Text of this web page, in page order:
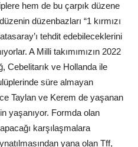
hem de bu çarpık düzene
düzenbazları “1 kırmızı
tehdit edebileceklerini
A Milli takımımızın 2022
Cebelitarık ve Hollanda ile
süre almayan
Taylan ve Kerem de yaşanan
yaşanıyor. Formda olan
karşılaşmalara
yana olan Tff,